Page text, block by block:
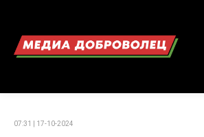
07:31 | 17-10-2024